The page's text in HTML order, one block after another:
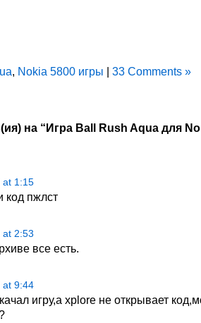
, Nokia 5800 игры 33 Comments »
на “Игра Ball Rush Aqua для
at 1:15
код пжлст
2:53
все есть.
at 9:44
игру,а xplore не открывает